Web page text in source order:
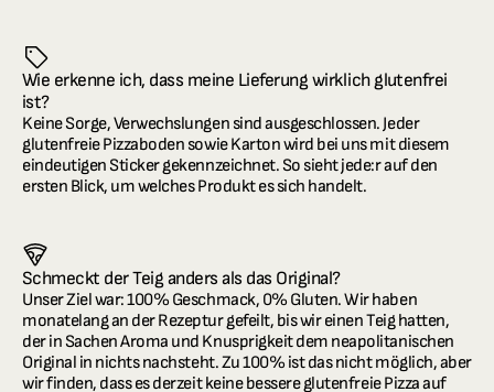
Wie erkenne ich, dass meine Lieferung wirklich glutenfrei
ist?
Keine Sorge, Verwechslungen sind ausgeschlossen. Jeder
glutenfreie Pizzaboden sowie Karton wird bei uns mit diesem
eindeutigen Sticker gekennzeichnet. So sieht jede:r auf den
ersten Blick, um welches Produkt es sich handelt.
Schmeckt der Teig anders als das Original?
Unser Ziel war: 100% Geschmack, 0% Gluten. Wir haben
monatelang an der Rezeptur gefeilt, bis wir einen Teig hatten,
der in Sachen Aroma und Knusprigkeit dem neapolitanischen
Original in nichts nachsteht. Zu 100% ist das nicht möglich, aber
wir finden, dass es derzeit keine bessere glutenfreie Pizza auf